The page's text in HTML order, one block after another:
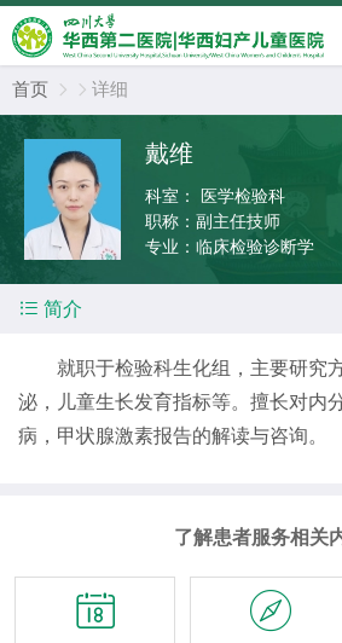
首页   详细
戴维
科室：
医学检验科
职称： 副主任技师
专业： 临床检验诊断学
 简介
就职于检验科生化组，主要研究
泌，儿童生长发育指标等。擅长对内
病，甲状腺激素报告的解读与咨询。
了解患者服务相关
 